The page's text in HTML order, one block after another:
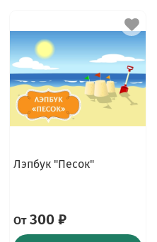
Лэпбук "Песок"
От300 ₽